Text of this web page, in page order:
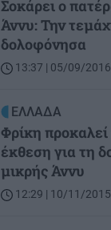
Σοκάρει ο
Άννυ: Την
δολοφόνησα
13:37 | 05/09/2016
ΕΛΛΑΔΑ
Φρίκη προκαλεί
έκθεση για τη
μικρής Άννυ
12:29 | 10/11/2015